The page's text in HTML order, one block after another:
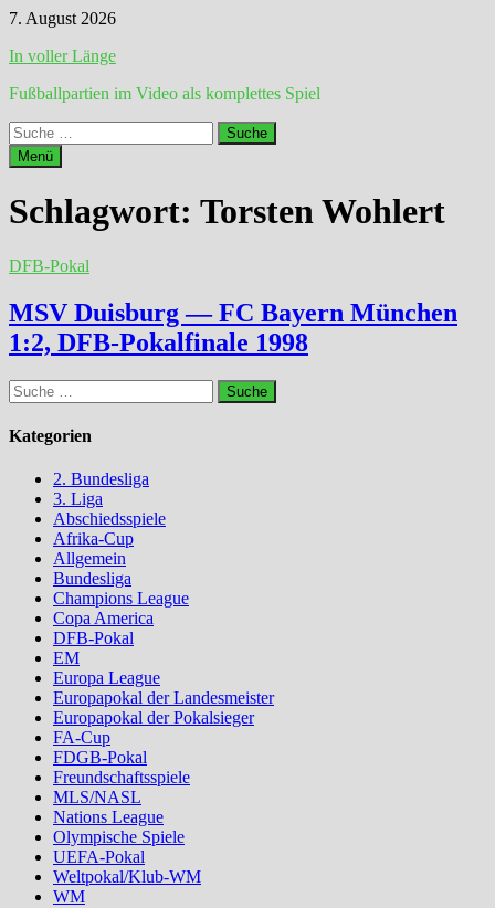
Zum
springen
7. August 2026
In voller Länge
Fußballpartien im Video als komplettes Spiel
Suche
nach:
Menü
Schlagwort: Torsten Wohlert
DFB-Pokal
MSV Duisburg — FC Bayern München
1:2, DFB-Pokalfinale 1998
Suche
nach:
Kategorien
2. Bundesliga
3. Liga
Abschiedsspiele
Afrika-Cup
Allgemein
Bundesliga
Champions League
Copa America
DFB-Pokal
EM
Europa League
Europapokal der Landesmeister
Europapokal der Pokalsieger
FA-Cup
FDGB-Pokal
Freundschaftsspiele
MLS/NASL
Nations League
Olympische Spiele
UEFA-Pokal
Weltpokal/Klub-WM
WM